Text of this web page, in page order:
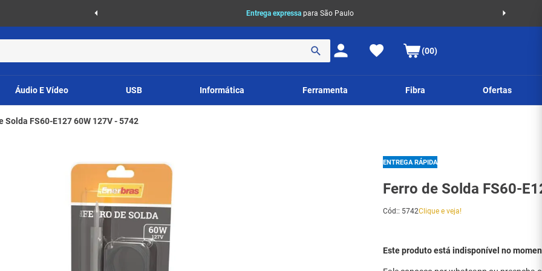
Entrega expressa para São Paulo
(00)
Áudio E Vídeo USB Informática Ferramenta Fibra Ofertas
Solda FS60-E127 60W 127V - 5742
ENTREGA RÁPIDA
Ferro de Solda FS60-
Cód:: 5742Clique e veja!
Este produto está indisponível no